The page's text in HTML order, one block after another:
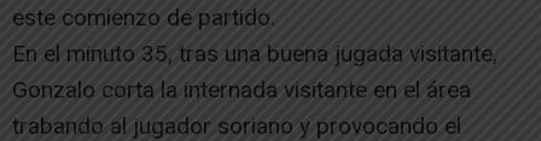
este comienzo de partido.
En el minuto 35, tras una buena jugada visitante,
Gonzalo corta la internada visitante en el área
trabando al jugador soriano y provocando el